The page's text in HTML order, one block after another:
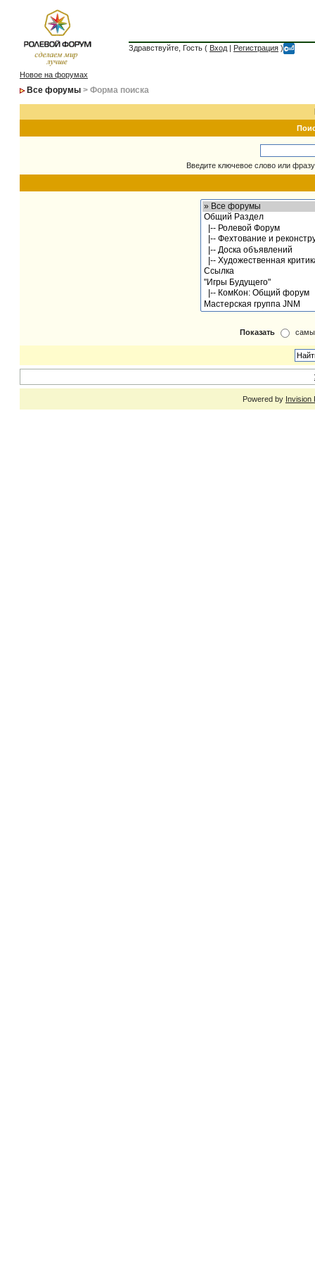
Здравствуйте, Гость ( Вход | Регистрация )
Новое на форумах
Все форумы > Форма поиска
Введите ключевое слово или
Показать
Powered by Invision